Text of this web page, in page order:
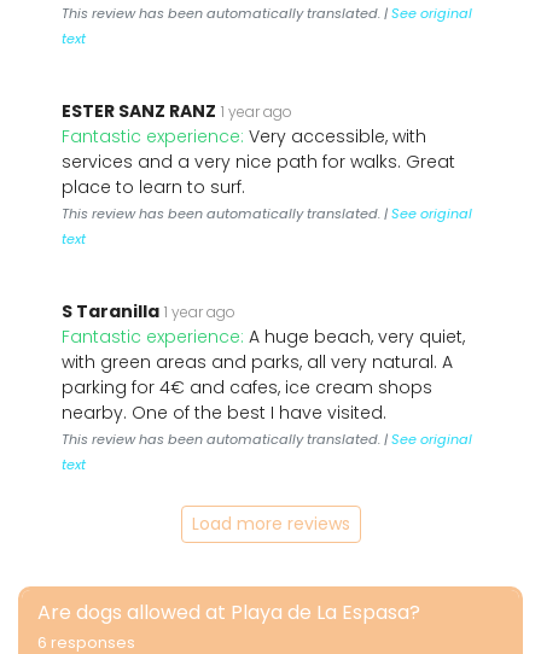
This review has been automatically translated. |See original
text
ESTER SANZ RANZ 1 year ago
Fantastic experience: Very accessible, with
services and a very nice path for walks. Great
place to learn to surf.
This review has been automatically translated. |See original
text
S Taranilla 1 year ago
Fantastic experience: A huge beach, very quiet,
with green areas and parks, all very natural. A
parking for 4€ and cafes, ice cream shops
nearby. One of the best I have visited.
This review has been automatically translated. |See original
text
Load more reviews
Are dogs allowed at Playa de La Espasa?
6 responses